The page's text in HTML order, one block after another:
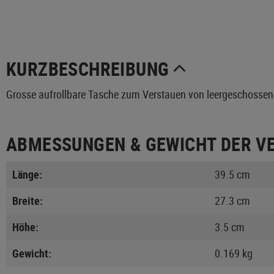
KURZBESCHREIBUNG
Grosse aufrollbare Tasche zum Verstauen von
ABMESSUNGEN & GEWICHT DER
Länge:
39.5 cm
Breite:
27.3 cm
Höhe:
3.5 cm
Gewicht:
0.169 kg